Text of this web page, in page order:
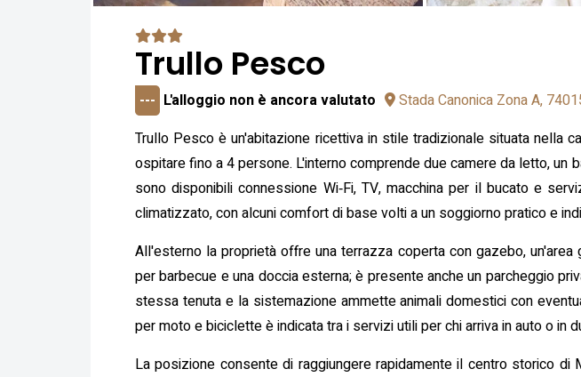
Trullo Pesco
--- L'alloggio non è ancora valutato
Stada Canonica Zona A,
Trullo Pesco è un'abitazione ricettiva in stile tradizionale situata nella
ospitare fino a 4 persone. L'interno comprende due camere da letto,
sono disponibili connessione Wi‑Fi, TV, macchina per il bucato e
climatizzato, con alcuni comfort di base volti a un soggiorno pratico e
All'esterno la proprietà offre una terrazza coperta con gazebo,
per barbecue e una doccia esterna; è presente anche un parcheggio
stessa tenuta e la sistemazione ammette animali domestici con
per moto e biciclette è indicata tra i servizi utili per chi arriva in auto o in
La posizione consente di raggiungere rapidamente il centro storico